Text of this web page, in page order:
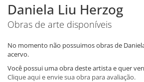
Daniela Liu Herzog
Obras de arte disponíveis
No momento não possuimos obras de
acervo.
Você possui uma obra deste artista e quer
Clique aqui e envie sua obra para avaliação.